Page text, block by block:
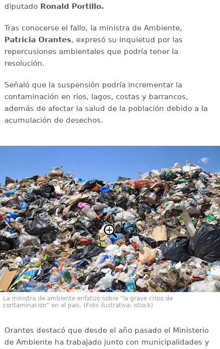
diputado Ronald Portillo.
Tras conocerse el fallo, la ministra de Ambiente,
Patricia Orantes, expresó su inquietud por las
repercusiones ambientales que podría tener la
resolución.
Señaló que la suspensión podría incrementar la
contaminación en ríos, lagos, costas y barrancos,
además de afectar la salud de la población debido a la
acumulación de desechos.
La ministra de ambiente enfatizó sobre "la grave crisis de
contaminación" en el país. (Foto ilustrativa: istock)
Orantes destacó que desde el año pasado el Ministerio
de Ambiente ha trabajado junto con municipalidades y